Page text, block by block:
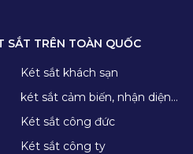
SẮT TRÊN TOÀN QUỐC
Két sắt khách sạn
két sắt cảm biến, nhận diện
khuôn mặt
Két sắt công đức
Két sắt công ty